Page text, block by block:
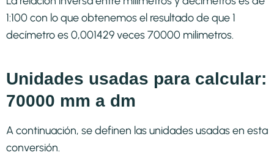
1:100 con lo que obtenemos el resultado de que 1
decímetro es 0,001429 veces 70000 milimetros.
Unidades usadas para calcular:
70000 mm a dm
A continuación, se definen las unidades usadas en esta
conversión.